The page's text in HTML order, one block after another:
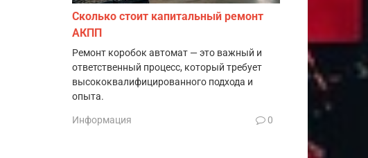
Сколько стоит капитальный ремонт
АКПП
Ремонт коробок автомат — это важный и
ответственный процесс, который требует
высококвалифицированного подхода и
опыта.
Информация 0